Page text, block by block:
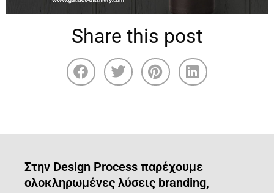
Share this post
Στην Design Process παρέχουμε
ολοκληρωμένες λύσεις branding,